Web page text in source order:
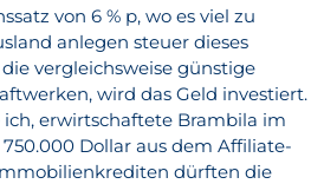
von 6 % p, wo es viel zu
anlegen steuer dieses
vergleichsweise günstige
wird das Geld investiert.
erwirtschaftete Brambila im
Dollar aus dem Affiliate-
dürften die